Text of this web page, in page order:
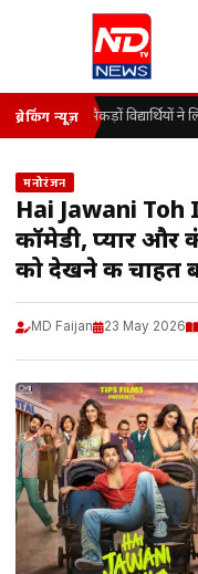
ब्रेकिंग न्यूज़ सैकड़ों
मनोरंजन
Hai Jawani Toh
कॉमेडी, प्यार
को देखने की चाहत
MD Faijan 23 May 2026